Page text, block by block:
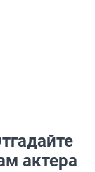
актера